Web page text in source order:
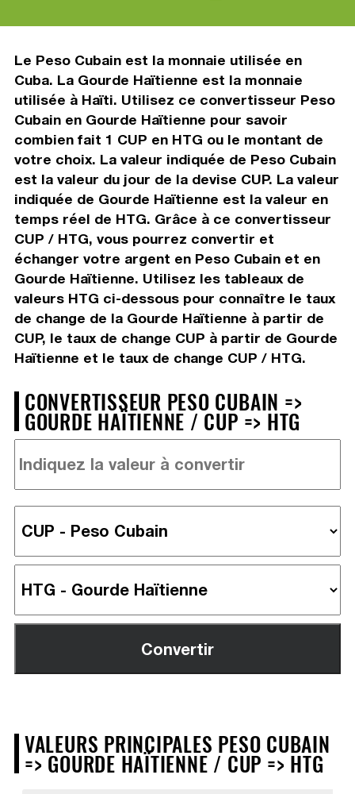
Le Peso Cubain est la monnaie utilisée en
Cuba. La Gourde Haïtienne est la monnaie
utilisée à Haïti. Utilisez ce convertisseur Peso
Cubain en Gourde Haïtienne pour savoir
combien fait 1 CUP en HTG ou le montant de
votre choix. La valeur indiquée de Peso Cubain
est la valeur du jour de la devise CUP. La valeur
indiquée de Gourde Haïtienne est la valeur en
temps réel de HTG. Grâce à ce convertisseur
CUP / HTG, vous pourrez convertir et
échanger votre argent en Peso Cubain et en
Gourde Haïtienne. Utilisez les tableaux de
valeurs HTG ci-dessous pour connaître le taux
de change de la Gourde Haïtienne à partir de
CUP, le taux de change CUP à partir de Gourde
Haïtienne et le taux de change CUP / HTG.
CONVERTISSEUR PESO CUBAIN =>
GOURDE HAÏTIENNE / CUP => HTG
VALEURS PRINCIPALES PESO CUBAIN
=> GOURDE HAÏTIENNE / CUP => HTG